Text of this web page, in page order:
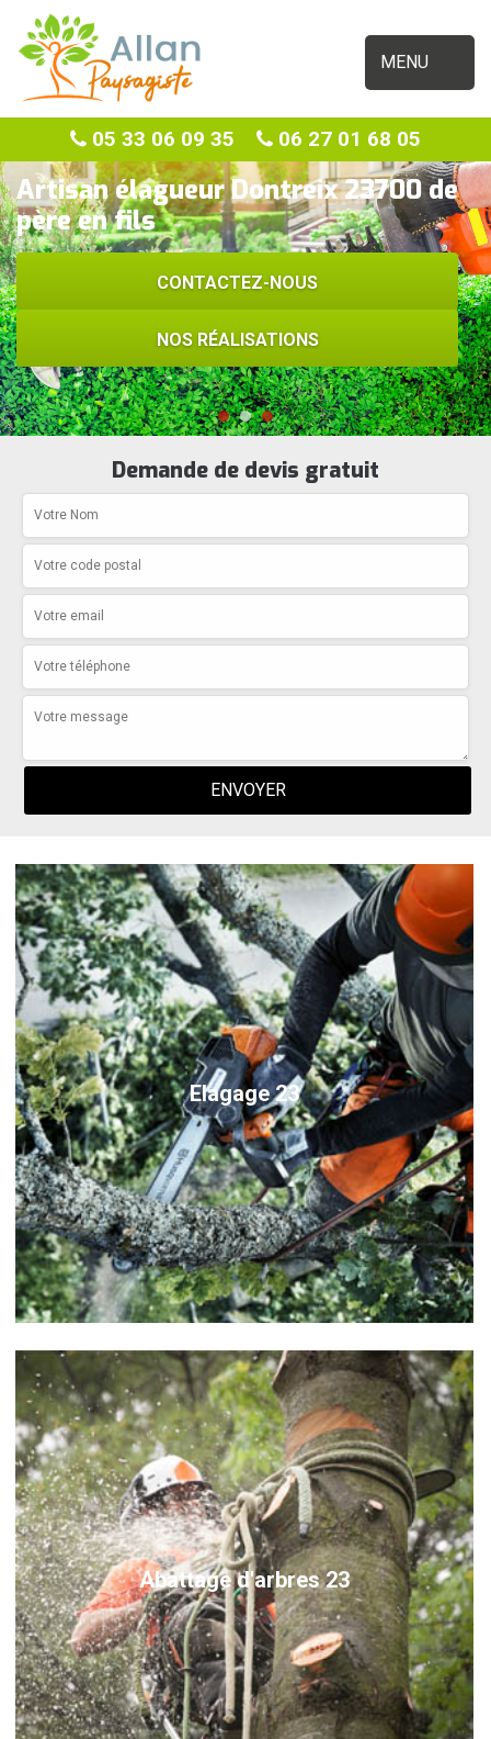
MENU
05 33 06 09 35 06 27 01 68 05
Artisan élagueur Dontreix 23700 de
père en fils
CONTACTEZ-NOUS
NOS RÉALISATIONS
Demande de devis gratuit
Elagage 23
Abattage d'arbres 23